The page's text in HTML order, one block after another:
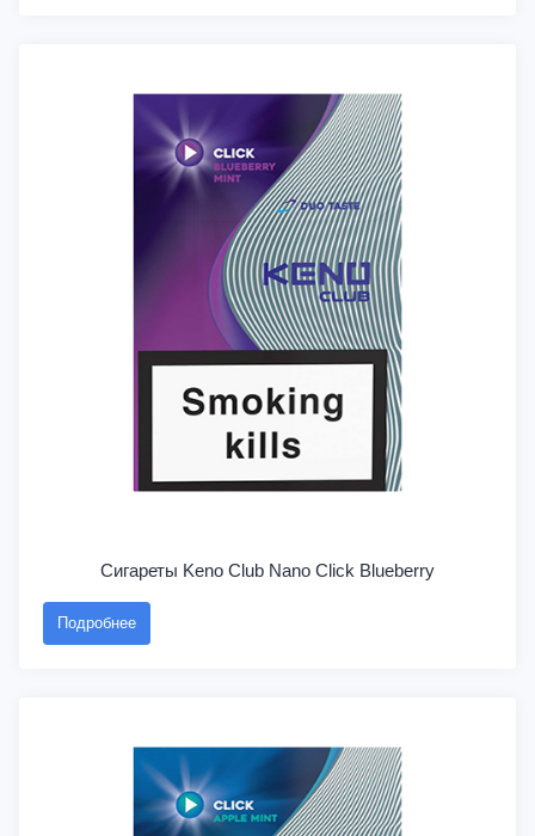
Сигареты Keno Club Nano Click Blueberry
Подробнее